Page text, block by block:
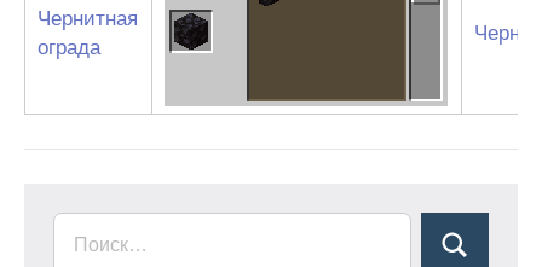
Чернитная
ограда
Чернит